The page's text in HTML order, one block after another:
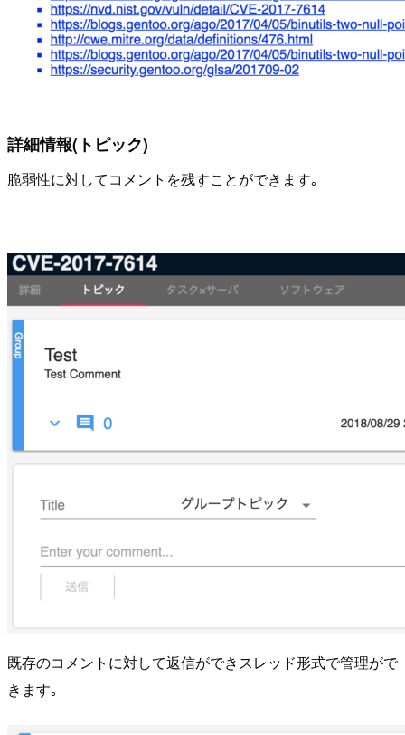
詳細情報(トピック)
脆弱性に対してコメントを残すことができます｡
既存のコメントに対して返信ができスレッド形式で管理がで
きます｡